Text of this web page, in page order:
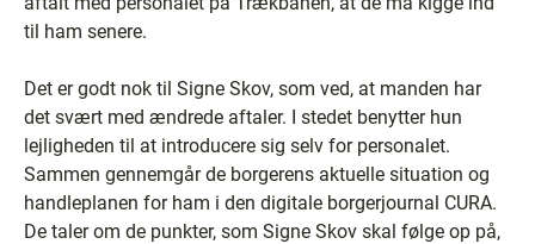
til ham senere.
Det er godt nok til Signe Skov, som ved, at manden har
det svært med ændrede aftaler. I stedet benytter hun
lejligheden til at introducere sig selv for personalet.
Sammen gennemgår de borgerens aktuelle situation og
handleplanen for ham i den digitale borgerjournal CURA.
De taler om de punkter, som Signe Skov skal følge op på,